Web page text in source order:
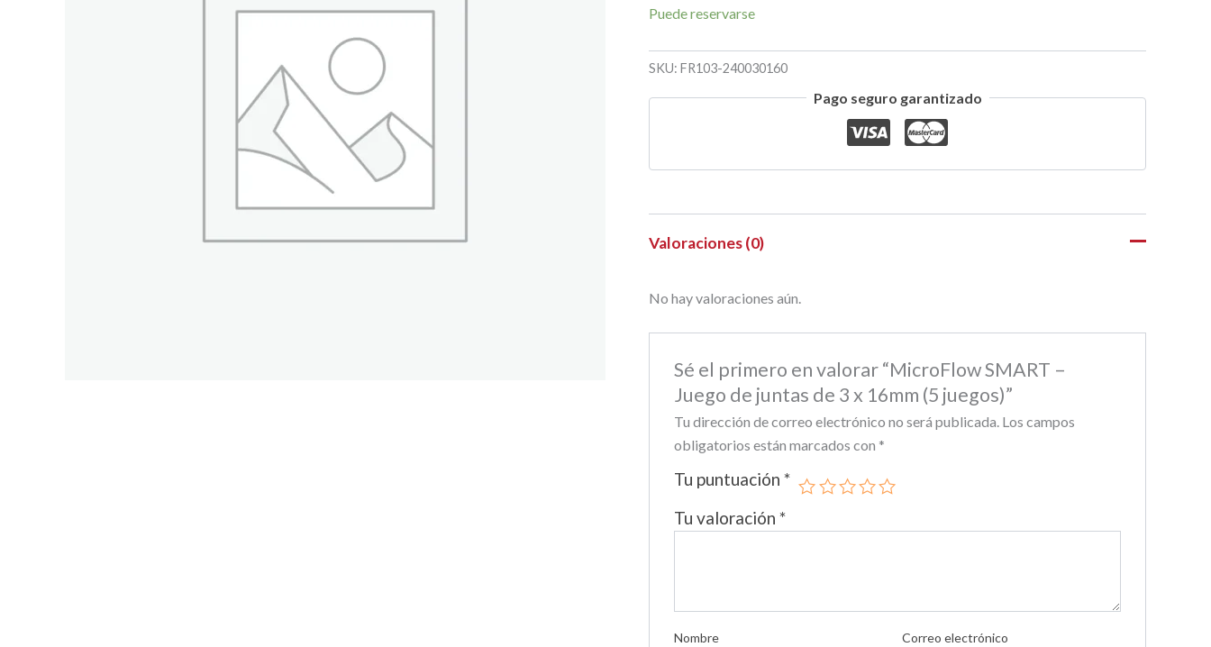
Puede reservarse
SKU: FR103-240030160
Pago seguro garantizado
Valoraciones (0)
No hay valoraciones aún.
Sé el primero en valorar “MicroFlow SMART –
Juego de juntas de 3 x 16mm (5 juegos)”
Tu dirección de correo electrónico no será publicada. Los campos
obligatorios están marcados con *
Tu puntuación *
Tu valoración *
Nombre Correo electrónico